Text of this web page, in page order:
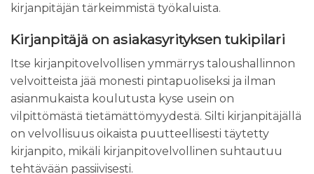
kirjanpitäjän tärkeimmistä työkaluista.
Kirjanpitäjä on asiakasyrityksen tukipilari
Itse kirjanpitovelvollisen ymmärrys taloushallinnon
velvoitteista jää monesti pintapuoliseksi ja ilman
asianmukaista koulutusta kyse usein on
vilpittömästä tietämättömyydestä. Silti kirjanpitäjällä
on velvollisuus oikaista puutteellisesti täytetty
kirjanpito, mikäli kirjanpitovelvollinen suhtautuu
tehtävään passiivisesti.